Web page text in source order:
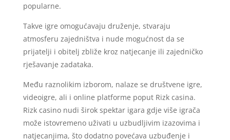
popularne.
Takve igre omogućavaju druženje, stvaraju
atmosferu zajedništva i nude mogućnost da se
prijatelji i obitelj zbliže kroz natjecanje ili zajedničko
rješavanje zadataka.
Među raznolikim izborom, nalaze se društvene igre,
videoigre, ali i online platforme poput Rizk casina.
Rizk casino nudi širok spektar igara gdje više igrača
može istovremeno uživati u uzbudljivim izazovima i
natjecanjima, što dodatno povećava uzbuđenje i